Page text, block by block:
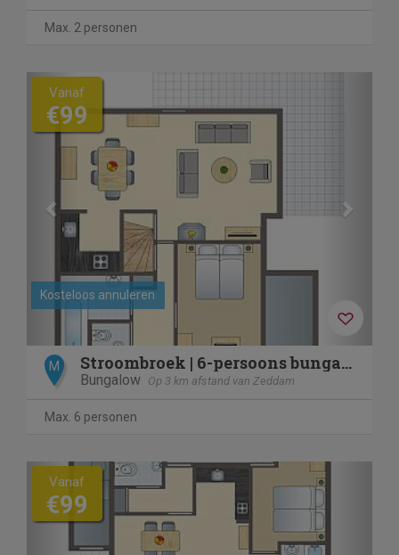
Max. 2 personen
Previous
Kosteloos annuleren
Vanaf
€99
M Stroombroek | 6-persoons bungalow | 6C
Bungalow Op 3 km afstand van Zeddam
Max. 6 personen
Previous
Vanaf
€99